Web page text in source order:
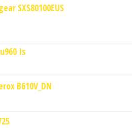
SXS80100EUS
Is
B610V_DN